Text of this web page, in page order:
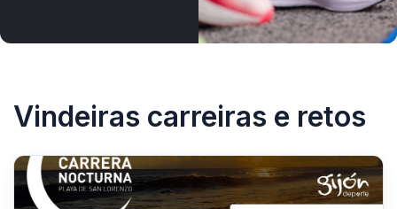
Vindeiras carreiras e retos